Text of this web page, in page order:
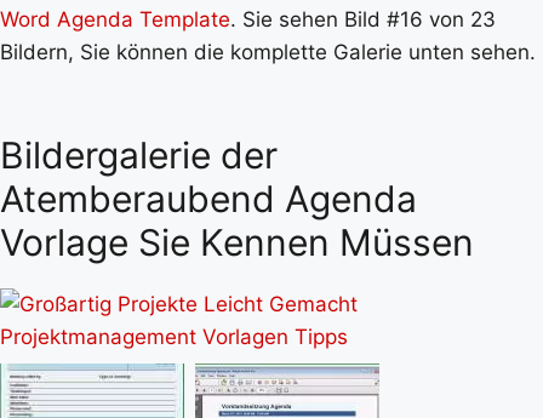
Word Agenda Template. Sie sehen Bild #16 von 23
Bildern, Sie können die komplette Galerie unten sehen.
Bildergalerie der
Atemberaubend Agenda
Vorlage Sie Kennen Müssen